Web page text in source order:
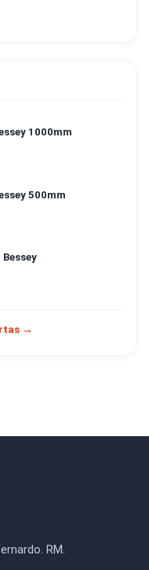
F TG Bessey 1000mm
F TG Bessey 500mm
→
RM.